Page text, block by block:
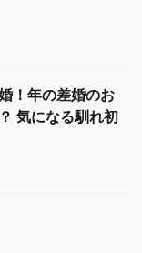
！年の差婚のお
気になる馴れ初